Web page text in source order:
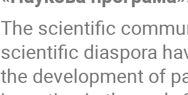
The scientific
scientific diaspora
the development of